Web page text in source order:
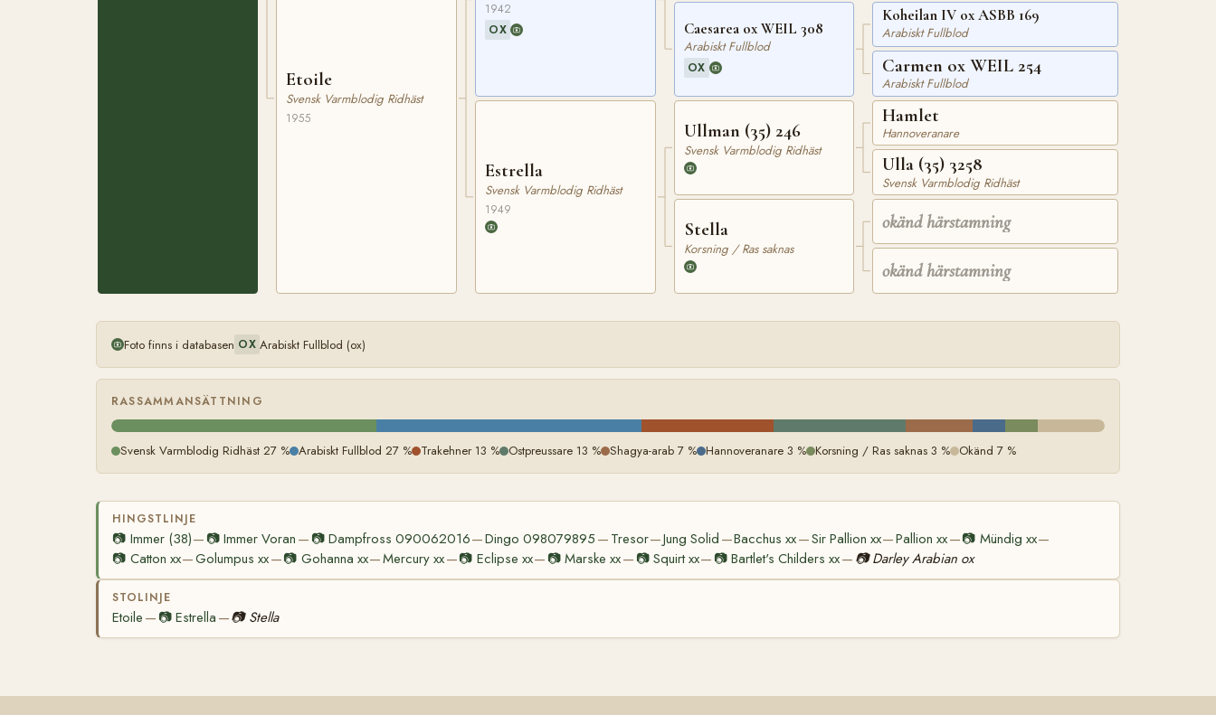
Etoile
Svensk Varmblodig Ridhäst
1955
1942
OX
Estrella
Svensk Varmblodig Ridhäst
1949
Caesarea ox WEIL 308
Arabiskt Fullblod
OX
Ullman (35) 246
Svensk Varmblodig Ridhäst
Stella
Korsning / Ras saknas
Koheilan IV ox ASBB 169
Arabiskt Fullblod
Carmen ox WEIL 254
Arabiskt Fullblod
Hamlet
Hannoveranare
Ulla (35) 3258
Svensk Varmblodig Ridhäst
okänd härstamning
okänd härstamning
Foto finns i databasen OX Arabiskt Fullblod (ox)
RASSAMMANSÄTTNING
Svensk Varmblodig Ridhäst 27 % Arabiskt Fullblod 27 % Trakehner 13 % Ostpreussare 13 % Shagya-arab 7 % Hannoveranare 3 % Korsning / Ras saknas 3 % Okänd 7 %
HINGSTLINJE
📷 Immer (38)— 📷Immer Voran — 📷 Dampfross 090062016—Dingo 098079895 — Tresor—Jung Solid —Bacchus xx—Sir Pallion xx—Pallion xx—📷 Mündig xx—
📷 Catton xx—Golumpus xx—📷 Gohanna xx—Mercury xx—📷 Eclipse xx— 📷Marske xx— 📷 Squirt xx— 📷 Bartlet's Childers xx— 📷 Darley Arabian ox
STOLINJE
Etoile — 📷Estrella —📷 Stella